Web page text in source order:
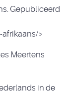
Gepubliceerd
>
Meertens
in de